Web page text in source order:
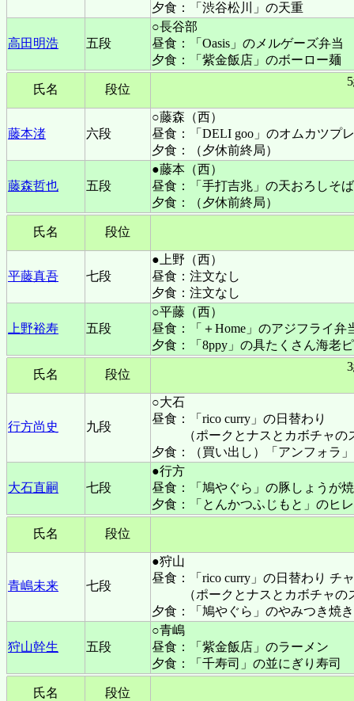
夕食：「渋谷松川」の天重
高田明浩 五段
○長谷部
昼食：「Oasis」のメルゲーズ弁当
夕食：「紫金飯店」のボーロー麺
氏名 段位
藤本渚 六段
○藤森（西）
昼食：「DELI goo」のオムカツプ
夕食：（夕休前終局）
藤森哲也 五段
●藤本（西）
昼食：「手打吉兆」の天おろしそば
夕食：（夕休前終局）
氏名 段位
平藤真吾 七段
●上野（西）
昼食：注文なし
夕食：注文なし
上野裕寿 五段
○平藤（西）
昼食：「＋Home」のアジフライ弁
夕食：「8ppy」の具たくさん海老
氏名 段位
行方尚史 九段
○大石
昼食：「rico curry」の日替わり
（ポークとナスとカボチャ
夕食：（買い出し）「アンフォラ
大石直嗣 七段
●行方
昼食：「鳩やぐら」の豚しょうが
夕食：「とんかつふじもと」のヒ
氏名 段位
青嶋未来 七段
●狩山
昼食：「rico curry」の日替わり チ
（ポークとナスとカボチャ
夕食：「鳩やぐら」のやみつき焼
狩山幹生 五段
○青嶋
昼食：「紫金飯店」のラーメン
夕食：「千寿司」の並にぎり寿司
氏名 段位